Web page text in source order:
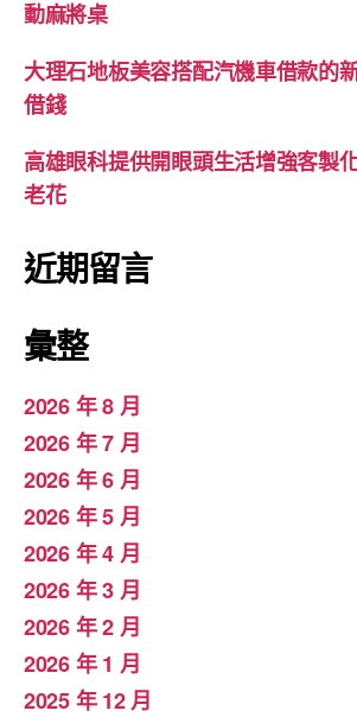
動麻將桌
大理石地板美容搭配汽機車借款的
借錢
高雄眼科提供開眼頭生活增強客製
老花
近期留言
彙整
2026 年 8 月
2026 年 7 月
2026 年 6 月
2026 年 5 月
2026 年 4 月
2026 年 3 月
2026 年 2 月
2026 年 1 月
2025 年 12 月